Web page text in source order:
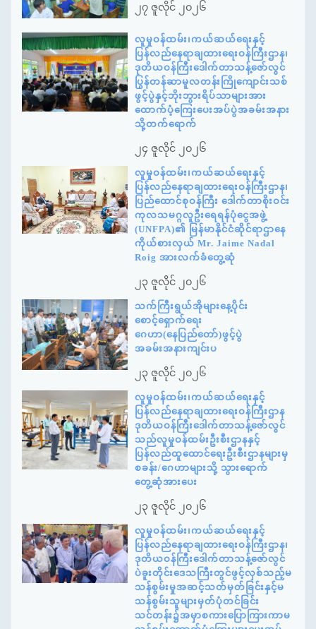
၂၇ ဇူလိုင် ၂၀၂၆
လူမှုဝန်ထမ်း၊ကယ်ဆယ်ရေးနှင့်
ပြန်လည်နေရာချထားရေးဝန်ကြီးဌာန၊
ဒုတိယဝန်ကြီးဒေါက်တာသန့်ဇော်လွင်
ပြွန်တန်ဆာမူလတန်းကြိုကျောင်းသစ်
ဖွင့်ပွဲနှင့်ဘိုးဘွားရိပ်သာများအား
ထောက်ပံ့ကြေးပေးအပ်ပွဲအခမ်းအနား
သို့တက်ရောက်
၂၄ ဇူလိုင် ၂၀၂၆
လူမှုဝန်ထမ်း၊ကယ်ဆယ်ရေးနှင့်
ပြန်လည်နေရာချထားရေးဝန်ကြီးဌာန၊
ပြည်ထောင်စုဝန်ကြီး ဒေါက်တာစိုးဝင်း
ကုလသမဂ္ဂလူဦးရေရန်ပုံငွေအဖွဲ့
(UNFPA)၏ မြန်မာနိုင်ငံဆိုင်ရာဌာနေ
ကိုယ်စားလှယ် Mr. Jaime Nadal
Roig အားလက်ခံတွေ့ဆုံ
၂၃ ဇူလိုင် ၂၀၂၆
သက်ကြီးရွယ်အိုများနေ့ပိုင်း
စောင့်ရှောက်ရေး
ဂေဟာ(နေပြည်တော်)ဖွင့်ပွဲ
အခမ်းအနားကျင်းပ
၂၃ ဇူလိုင် ၂၀၂၆
လူမှုဝန်ထမ်း၊ကယ်ဆယ်ရေးနှင့်
ပြန်လည်နေရာချထားရေးဝန်ကြီးဌာန
ဒုတိယဝန်ကြီးဒေါက်တာသန့်ဇော်လွင်
သည်လူမှုဝန်ထမ်းဦးစီးဌာနနှင့်
ပြန်လည်ထူထောင်ရေးဦးစီးဌာနများမှ
စခန်း/ဂေဟာများသို့ သွားရောက်
တွေ့ဆုံအားပေး
၂၃ ဇူလိုင် ၂၀၂၆
လူမှုဝန်ထမ်း၊ကယ်ဆယ်ရေးနှင့်
ပြန်လည်နေရာချထားရေးဝန်ကြီးဌာန၊
ဒုတိယဝန်ကြီးဒေါက်တာသန့်ဇော်လွင်
ပဲခူးတိုင်းဒေသကြီးတွင်ဖွင့်လှစ်သည့်မ
သန်စွမ်းမှုအဆင့်သတ်မှတ်ခြင်းနှင့်မ
သန်စွမ်းသူများမှတ်ပုံတင်ခြင်း
သင်တန်း၌အမှာစကားပြောကြားကာမ